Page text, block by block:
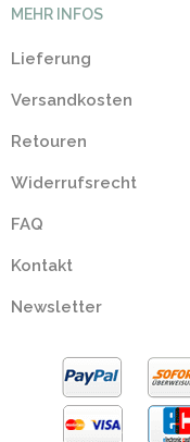
MEHR INFOS
Lieferung
Versandkosten
Retouren
Widerrufsrecht
FAQ
Kontakt
Newsletter